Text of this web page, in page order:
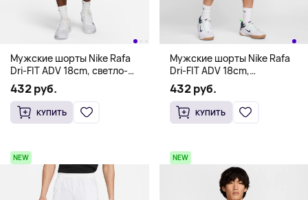
Мужские шорты Nike Rafa
Dri-FIT ADV 18cm, светло-
голубой
432 руб.
КУПИТЬ
Мужские шорты Nike Rafa
Dri-FIT ADV 18cm,
изумрудный
432 руб.
КУПИТЬ
NEW NEW